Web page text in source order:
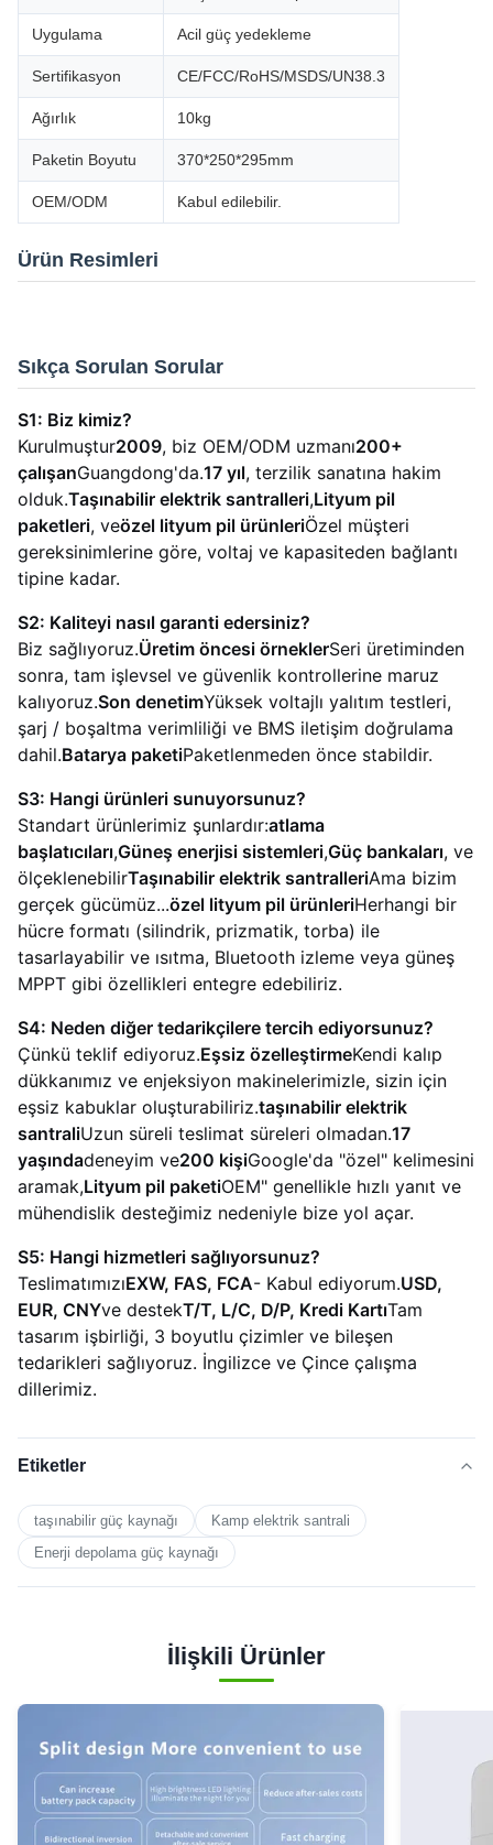
Uygulama Acil güç yedekleme
Sertifikasyon CE/FCC/RoHS/MSDS/UN38.3
Ağırlık 10kg
Paketin Boyutu 370*250*295mm
OEM/ODM Kabul edilebilir.
Ürün Resimleri
Sıkça Sorulan Sorular
S1: Biz kimiz?
Kurulmuştur2009, biz OEM/ODM uzmanı200+
çalışanGuangdong'da.17 yıl, terzilik sanatına hakim
olduk.Taşınabilir elektrik santralleri,Lityum pil
paketleri, veözel lityum pil ürünleriÖzel müşteri
gereksinimlerine göre, voltaj ve kapasiteden bağlantı
tipine kadar.
S2: Kaliteyi nasıl garanti edersiniz?
Biz sağlıyoruz.Üretim öncesi örneklerSeri üretiminden
sonra, tam işlevsel ve güvenlik kontrollerine maruz
kalıyoruz.Son denetimYüksek voltajlı yalıtım testleri,
şarj / boşaltma verimliliği ve BMS iletişim doğrulama
dahil.Batarya paketiPaketlenmeden önce stabildir.
S3: Hangi ürünleri sunuyorsunuz?
Standart ürünlerimiz şunlardır:atlama
başlatıcıları,Güneş enerjisi sistemleri,Güç bankaları, ve
ölçeklenebilirTaşınabilir elektrik santralleriAma bizim
gerçek gücümüz...özel lityum pil ürünleriHerhangi bir
hücre formatı (silindrik, prizmatik, torba) ile
tasarlayabilir ve ısıtma, Bluetooth izleme veya güneş
MPPT gibi özellikleri entegre edebiliriz.
S4: Neden diğer tedarikçilere tercih ediyorsunuz?
Çünkü teklif ediyoruz.Eşsiz özelleştirmeKendi kalıp
dükkanımız ve enjeksiyon makinelerimizle, sizin için
eşsiz kabuklar oluşturabiliriz.taşınabilir elektrik
santraliUzun süreli teslimat süreleri olmadan.17
yaşındadeneyim ve200 kişiGoogle'da "özel" kelimesini
aramak,Lityum pil paketiOEM" genellikle hızlı yanıt ve
mühendislik desteğimiz nedeniyle bize yol açar.
S5: Hangi hizmetleri sağlıyorsunuz?
TeslimatımızıEXW, FAS, FCA- Kabul ediyorum.USD,
EUR, CNYve destekT/T, L/C, D/P, Kredi KartıTam
tasarım işbirliği, 3 boyutlu çizimler ve bileşen
tedarikleri sağlıyoruz. İngilizce ve Çince çalışma
dillerimiz.
Etiketler
taşınabilir güç kaynağı
Kamp elektrik santrali
Enerji depolama güç kaynağı
İlişkili Ürünler